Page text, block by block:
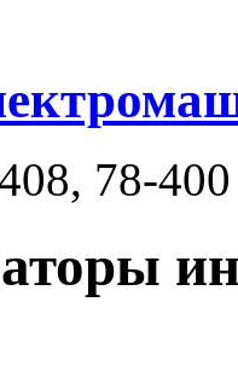
78-